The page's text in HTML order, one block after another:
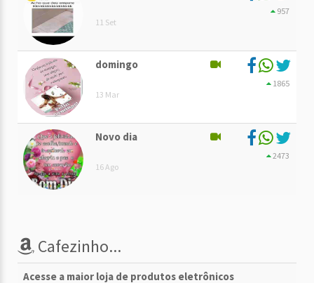
11 Set
957
domingo
13 Mar
1865
Novo dia
16 Ago
2473
Cafezinho...
Acesse a maior loja de produtos eletrônicos